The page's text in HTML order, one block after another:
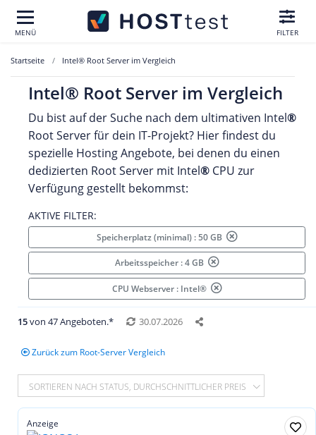
MENÜ FILTER
Startseite Intel® Root Server im Vergleich
Intel® Root Server im Vergleich
Du bist auf der Suche nach dem ultimativen Intel®
Root Server für dein IT-Projekt? Hier findest du
spezielle Hosting Angebote, bei denen du einen
dedizierten Root Server mit Intel® CPU zur
Verfügung gestellt bekommst:
AKTIVE FILTER:
Speicherplatz (minimal) : 50 GB
Arbeitsspeicher : 4 GB
CPU Webserver : Intel®
15von 47 Angeboten.* 30.07.2026
Zurück zum Root-Server Vergleich
SORTIEREN NACH STATUS, DURCHSCHNITTLICHER PREIS
Anzeige